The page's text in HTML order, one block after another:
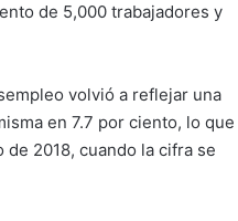
de 5,000 trabajadores y
volvió a reflejar una
en 7.7 por ciento, lo que
2018, cuando la cifra se